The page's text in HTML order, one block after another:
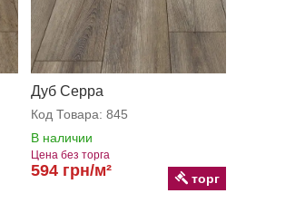
Дуб Серра
Код Товара: 845
В наличии
Цена без торга
594 грн/м² торг